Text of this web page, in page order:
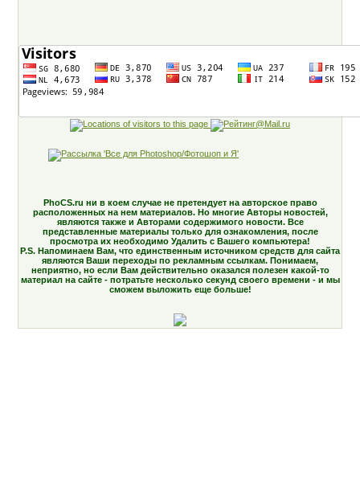
PhoCS.ru ни в коем случае не претендует на авторское право
расположенных на нем материалов. Но многие Авторы новостей,
являются также и Авторами содержимого новости. Все
представленные материалы только для ознакомления, после
просмотра их необходимо Удалить с Вашего компьютера!
P.S. Напоминаем Вам, что единственным источником средств для сайта
являются Ваши переходы по рекламным ссылкам. Понимаем,
неприятно, но если Вам действительно оказался полезен какой-то
материал на сайте - потратьте несколько секунд своего времени - и мы
сможем выложить еще больше!